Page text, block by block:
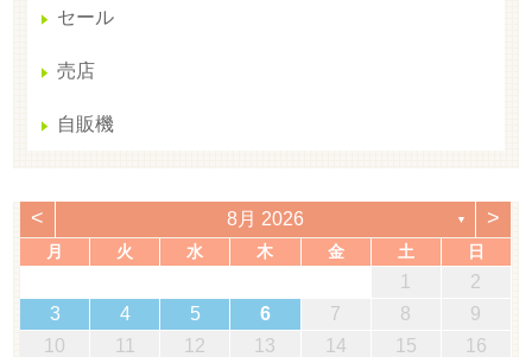
セール
売店
自販機
< 8月 2026 ▼ >
月 火 水 木 金 土 日
1
2
3
4 5 6 7 8
9
10
11 12 13 14 15
16